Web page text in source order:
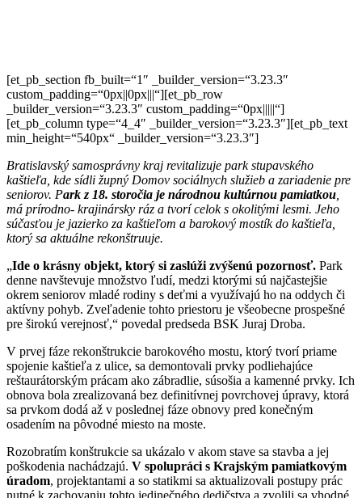
[et_pb_section fb_built=“1″ _builder_version=“3.23.3″
custom_padding=“0px||0px|||“][et_pb_row
_builder_version=“3.23.3″ custom_padding=“0px|||||“]
[et_pb_column type=“4_4″ _builder_version=“3.23.3″][et_pb_text
min_height=“540px“ _builder_version=“3.23.3″]
Bratislavský samosprávny kraj revitalizuje park stupavského
kaštieľa, kde sídli župný Domov sociálnych služieb a zariadenie pre
seniorov. Park z 18. storočia je národnou kultúrnou pamiatkou
má prírodno- krajinársky ráz a tvorí celok s okolitými lesmi. Jeho
súčasťou je jazierko za kaštieľom a barokový mostík do kaštieľa,
ktorý sa aktuálne rekonštruuje.
„Ide o krásny objekt, ktorý si zaslúži zvýšenú pozornosť. Park
denne navštevuje množstvo ľudí, medzi ktorými sú najčastejšie
okrem seniorov mladé rodiny s deťmi a využívajú ho na oddych či
aktívny pohyb. Zveľadenie tohto priestoru je všeobecne prospešné
pre širokú verejnosť,“ povedal predseda BSK Juraj Droba.
V prvej fáze rekonštrukcie barokového mostu, ktorý tvorí priame
spojenie kaštieľa z ulice, sa demontovali prvky podliehajúce
reštaurátorským prácam ako zábradlie, súsošia a kamenné prvky. Ich
obnova bola zrealizovaná bez definitívnej povrchovej úpravy, ktorá
sa prvkom dodá až v poslednej fáze obnovy pred konečným
osadením na pôvodné miesto na moste.
Rozobratím konštrukcie sa ukázalo v akom stave sa stavba a jej
poškodenia nachádzajú. V spolupráci s Krajským pamiatkovým
úradom, projektantami a so statikmi sa aktualizovali postupy prác
nutné k zachovaniu tohto jedinečného dedičstva a zvolili sa vhodné